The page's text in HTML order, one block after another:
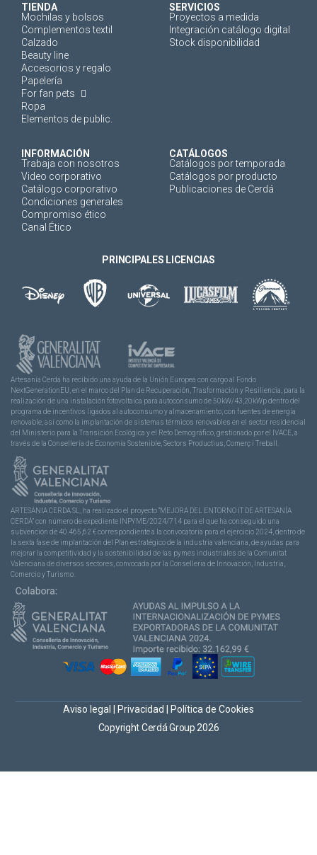
TIENDA
Mochilas y bolsos
Complementos textil
Calzado
Beauty line
Accesorios y regalo
Papelería
For fan pets
Ropa
Elementos de public.
SERVICIOS
Proyectos a medida
Integración catálogo digital
Stock disponibilidad
INFORMACIÓN
Trabaja con nosotros
Video corporativo
Catálogo corporativo
Condiciones generales
Compromiso ético
Canal Ético
CATÁLOGOS
Catálogos por temporada
Catálogos por producto
Publicaciones de Cerdá
PRINCIPALES LICENCIAS
Artesanía Cerdá ha recibido una ayuda de la Unión Europea con cargo al Fondo
NextGenerationEU, en el marco del Plan de Recuperación, Trasformación y Resiliencia, para la
realización de una instalación fotovoltaica para autoconsumo de 50kW/43,20kWp dentro del
programa de incentivos ligados al autoconsumo y almacenamiento, con fuentes de energía
renovable, así como la implantación de sistemas térmicos renovables en el sector residencial
del Ministerio para la Transición Ecológica y el Reto Demográfico, gestionado por el IVACE, a
través de la Consellería de Economía Sostenible, Sectors Productius, Comerç i Treball.
ARTESANIA CERDA SL, ha realizado el proyecto “MEJORA DEL ENTORNO IT DE ARTESANÍA
CERDÁ” con número de expediente INPYME/2024/714 para el que ha conseguido una
subvención de 40.465,62 € correspondiente a la convocatoria para el ejercicio 2024, dentro de
la sexta fase de implantación del Plan estratégico de la industria valenciana, de ayudas para
mejorar la competitividad y la sostenibilidad de las pymes industriales de la Comunitat
Valenciana de diversos sectores, convocada por la Conselleria de Innovación, Industria,
Comercio y Turismo.
Copyright Cerdá Group 2026
Aviso legal Privacidad Política de Cookies